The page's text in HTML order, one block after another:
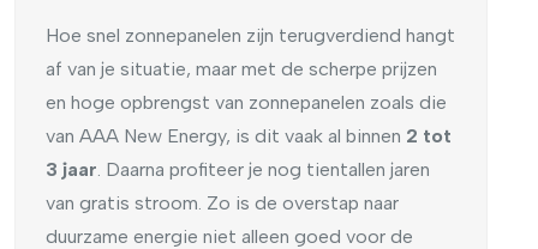
Hoe snel zonnepanelen zijn terugverdiend hangt
af van je situatie, maar met de scherpe prijzen
en hoge opbrengst van zonnepanelen zoals die
van AAA New Energy, is dit vaak al binnen 2 tot
3 jaar. Daarna profiteer je nog tientallen jaren
van gratis stroom. Zo is de overstap naar
duurzame energie niet alleen goed voor de